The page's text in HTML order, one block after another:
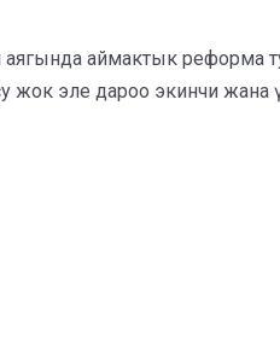
аймактык реформа
жок эле дароо экинчи жана